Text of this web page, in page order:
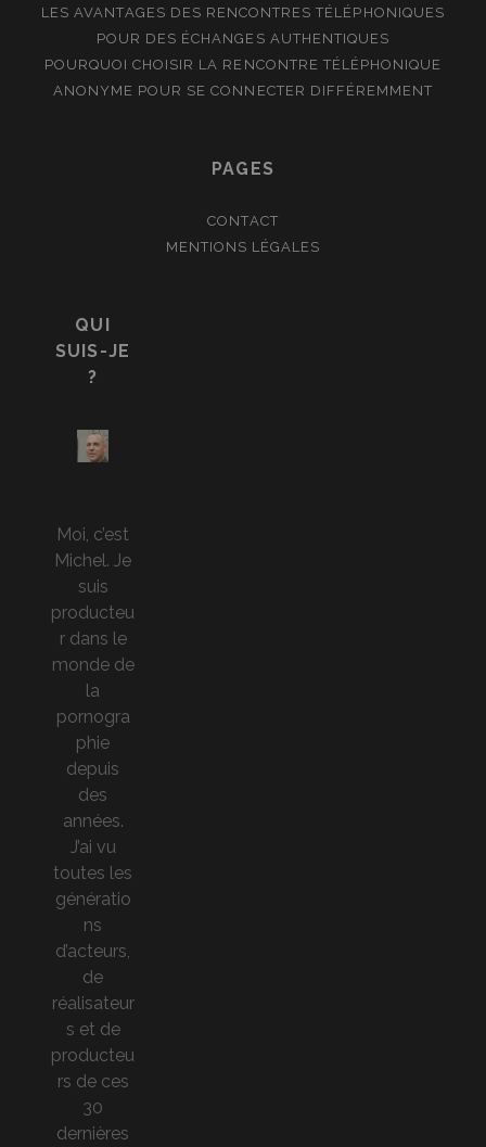
LES AVANTAGES DES RENCONTRES TÉLÉPHONIQUES
POUR DES ÉCHANGES AUTHENTIQUES
POURQUOI CHOISIR LA RENCONTRE TÉLÉPHONIQUE
ANONYME POUR SE CONNECTER DIFFÉREMMENT
PAGES
CONTACT
MENTIONS LÉGALES
QUI
SUIS-JE
?
Moi, c’est
Michel. Je
suis
producteu
r dans le
monde de
la
pornogra
phie
depuis
des
années.
J’ai vu
toutes les
génératio
ns
d’acteurs,
de
réalisateur
s et de
producteu
rs de ces
30
dernières